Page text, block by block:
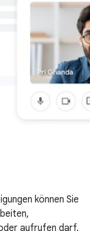
können Sie
aufrufen darf.